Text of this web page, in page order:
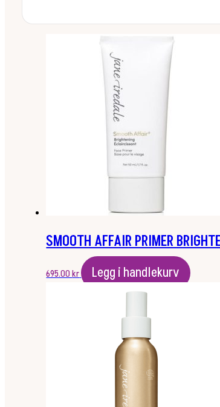
SMOOTH AFFAIR PRIMER
695.00kr Legg i handlekurv